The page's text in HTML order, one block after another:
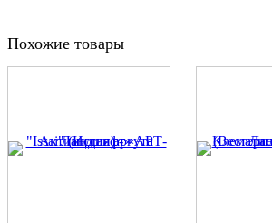
Похожие товары